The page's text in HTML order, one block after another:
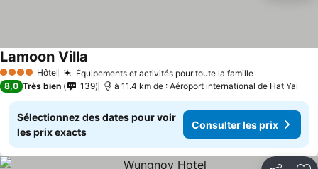
4 Étoiles Hôtel Équipements et activités pour toute la famille
Lamoon Villa
8,0 Très bien 139 à 11.4 km de : Aéroport international de Hat Yai
Sélectionnez des dates pour voir
les prix exacts
Consulter les prix